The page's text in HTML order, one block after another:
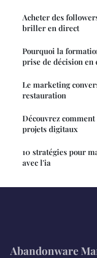
Acheter des
briller en direct
Pourquoi la
prise de décision en
Le marketing
restauration
Découvrez
projets digitaux
10 stratégies pour
avec l'ia
Abandonware